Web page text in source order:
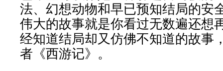
法、幻想动物和早已预知结局的
伟大的故事就是你看过无数遍还想
经知道结局却又仿佛不知道的故事
者《西游记》。